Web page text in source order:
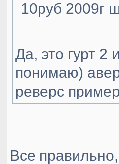
10руб 2009г
Да, это гурт 2
понимаю)
реверс
Все